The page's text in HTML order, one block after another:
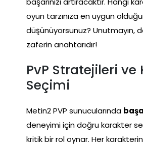
oyun tarzınıza en uygun
düşünüyorsunuz? Unutmayın,
zaferin anahtarıdır!
PvP Stratejileri ve
Seçimi
Metin2 PVP sunucularında
deneyimi için doğru karakter
kritik bir rol oynar. Her